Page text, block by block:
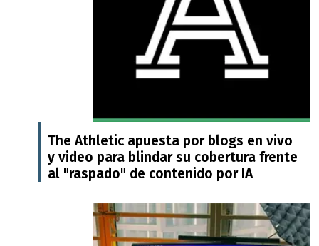
The Athletic apuesta por blogs en vivo
y video para blindar su cobertura frente
al "raspado" de contenido por IA